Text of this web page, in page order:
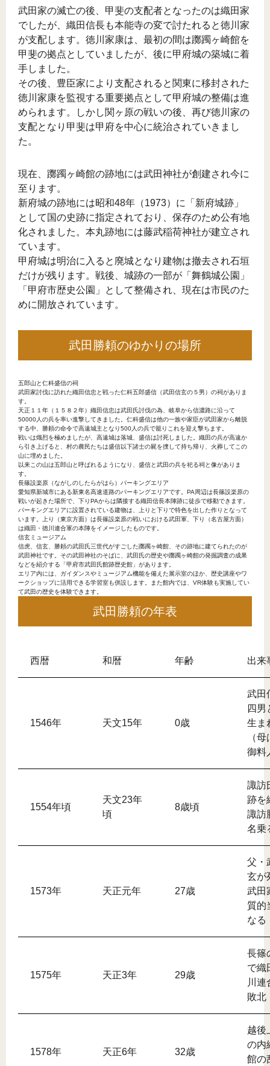
武田家の滅亡の後、甲斐の支配者となったのは織田家
でしたが、織田信長も本能寺の変で討たれると徳川家
が支配します。徳川家康は、最初の間は躑躅ヶ崎館を
甲斐の拠点としていましたが、後に甲府城の築城に着
手しました。
その後、豊臣家により支配されると関東に移封された
徳川家康を監視する重要拠点として甲府城の整備は進
められます。しかし関ヶ原の戦いの後、再び徳川家の
支配となり甲斐は甲府を中心に統治されていきまし
た。
現在、躑躅ヶ崎館の跡地には武田神社が創建され今に
至ります。
新府城の跡地には昭和48年（1973）に「新府城跡」
として国の史跡に指定されており、保存のため公有地
化されました。本丸跡地には藤武稲荷神社が建立され
ています。
甲府城は明治に入ると廃城となり建物は撤去され石垣
だけが残ります。戦後、城跡の一部が「舞鶴城公園」
「甲府市歴史公園」として整備され、現在は市民のた
めに開放されています。
武田勝頼のゆかりの場所
五郎山と仁科盛信の祠
武田家討伐に訪れた織田信忠と戦った仁科五郎盛信（武田信玄の５男）の祠がありま
す。
天正１１年（１５８２年）織田信忠は武田氏討伐の為、岐阜から信濃路に沿って
50000人の兵を率い進撃してきました。仁科盛信は他の一族や家臣が武田家から離脱
する中、勝頼の命令で高遠城主となり500人の兵で籠りこれを迎え撃ちます。
戦いは熾烈を極めましたが、高遠城は落城、盛信は討死しました。織田の兵が高遠か
ら引き上げると、村の農民たちは盛信以下諸士の屍を捜して持ち帰り、火葬してこの
山に埋めました。
以来この山は五郎山と呼ばれるようになり、盛信と武田の兵を祀る祠と像がありま
す。
長篠設楽原（ながしのしたらがはら）パーキングエリア
愛知県新城市にある新東名高速道路のパーキングエリアです。PA周辺は長篠設楽原の
戦いが起きた場所で、下りPAからは隣接する織田信長本陣跡に徒歩で移動できます。
パーキングエリアに設置されている建物は、上りと下りで特色を出した作りとなって
います。上り（東京方面）は長篠設楽原の戦いにおける武田軍、下り（名古屋方面）
は織田・徳川連合軍の本陣をイメージしたものです。
信玄ミュージアム
信虎、信玄、勝頼の武田氏三世代がすごした躑躅ヶ崎館、その跡地に建てられたのが
武田神社です。その武田神社のそばに、武田氏の歴史や躑躅ヶ崎館の発掘調査の成果
などを紹介する「甲府市武田氏館跡歴史館」があります。
エリア内には、ガイダンスやミュージアム機能を備えた展示室のほか、歴史講座やワ
ークショップに活用できる学習室も併設します。また館内では、VR体験も実施してい
て武田の歴史を体験できます。
武田勝頼の年表
西暦 和暦 年齢 出来
1546年 天文15年 0歳
武田
四男
生ま
（
御料
1554年頃
天文23年
頃
8歳頃
諏訪
跡を
諏訪
名乗
1573年 天正元年 27歳
父・
玄が
武田
質的
なる
1575年 天正3年 29歳
長篠
で織
川連
敗北
1578年 天正6年 32歳
越後
の内
館の